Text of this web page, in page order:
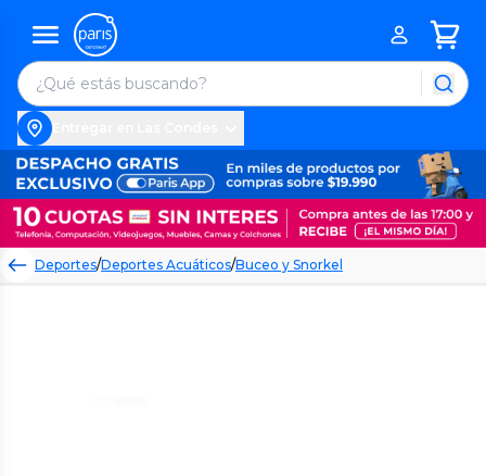
Deportes/Deportes Acuáticos/Buceo y Snorkel